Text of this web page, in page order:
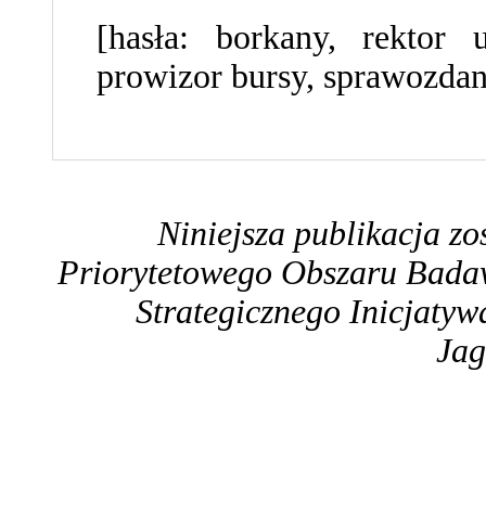
[hasła: borkany, rektor
prowizor bursy,
Niniejsza publikacja
Priorytetowego Obszaru
Strategicznego